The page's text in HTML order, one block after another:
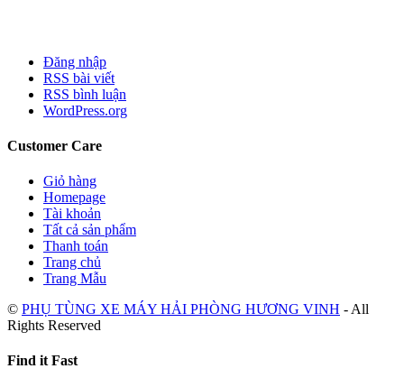
Đăng nhập
RSS bài viết
RSS bình luận
WordPress.org
Customer Care
Giỏ hàng
Homepage
Tài khoản
Tất cả sản phẩm
Thanh toán
Trang chủ
Trang Mẫu
© PHỤ TÙNG XE MÁY HẢI PHÒNG HƯƠNG VINH - All
Rights Reserved
Find it Fast